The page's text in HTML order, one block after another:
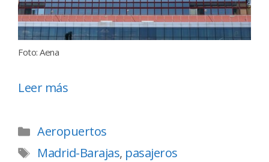
Foto: Aena
Leer más
Aeropuertos
Madrid-Barajas, pasajeros